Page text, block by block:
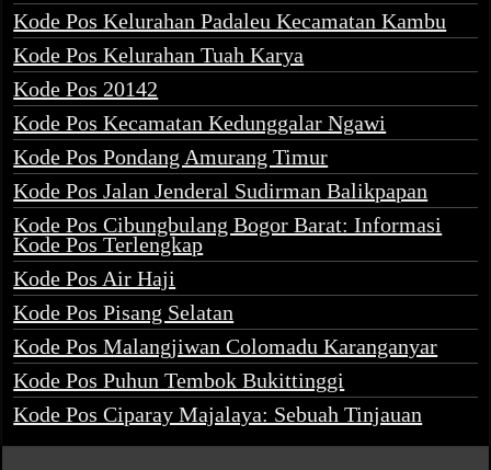
Kode Pos Kelurahan Padaleu Kecamatan Kambu
Kode Pos Kelurahan Tuah Karya
Kode Pos 20142
Kode Pos Kecamatan Kedunggalar Ngawi
Kode Pos Pondang Amurang Timur
Kode Pos Jalan Jenderal Sudirman Balikpapan
Kode Pos Cibungbulang Bogor Barat: Informasi
Kode Pos Terlengkap
Kode Pos Air Haji
Kode Pos Pisang Selatan
Kode Pos Malangjiwan Colomadu Karanganyar
Kode Pos Puhun Tembok Bukittinggi
Kode Pos Ciparay Majalaya: Sebuah Tinjauan